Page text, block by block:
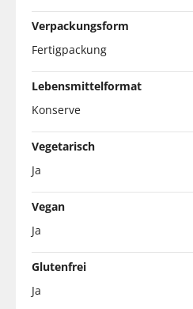
Verpackungsform
Fertigpackung
Lebensmittelformat
Konserve
Vegetarisch
Ja
Vegan
Ja
Glutenfrei
Ja